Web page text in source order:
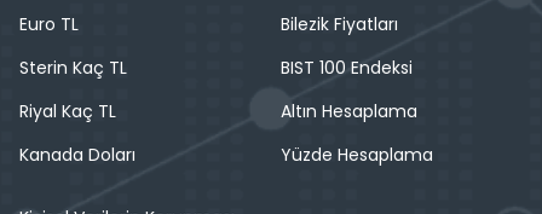
Euro TL
Sterin Kaç TL
Riyal Kaç TL
Kanada Doları
Bilezik Fiyatları
BIST 100 Endeksi
Altın Hesaplama
Yüzde Hesaplama